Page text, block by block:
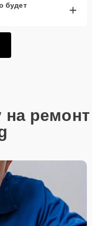
будет
+
на ремонт